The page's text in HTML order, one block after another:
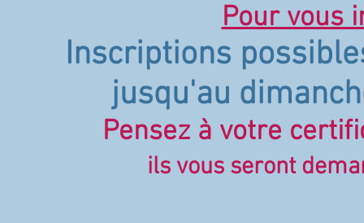
Pour vous
Inscriptions
jusqu'au
Pensez à votre
ils vous seront